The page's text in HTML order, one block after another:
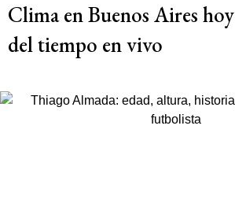
Clima en Buenos Aires
del tiempo en vivo